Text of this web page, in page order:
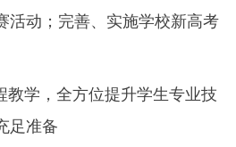
活动；完善、实施学校新高考
教学，全方位提升学生专业技
足准备